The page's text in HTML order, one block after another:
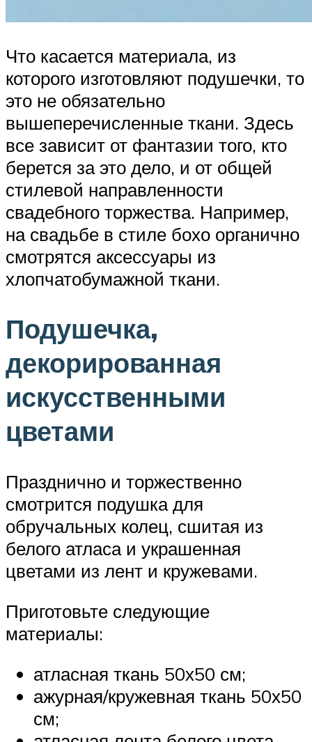
Что касается материала, из
которого изготовляют подушечки, то
это не обязательно
вышеперечисленные ткани. Здесь
все зависит от фантазии того, кто
берется за это дело, и от общей
стилевой направленности
свадебного торжества. Например,
на свадьбе в стиле бохо органично
смотрятся аксессуары из
хлопчатобумажной ткани.
Подушечка,
декорированная
искусственными
цветами
Празднично и торжественно
смотрится подушка для
обручальных колец, сшитая из
белого атласа и украшенная
цветами из лент и кружевами.
Приготовьте следующие
материалы:
атласная ткань 50х50 см;
ажурная/кружевная ткань 50х50
см;